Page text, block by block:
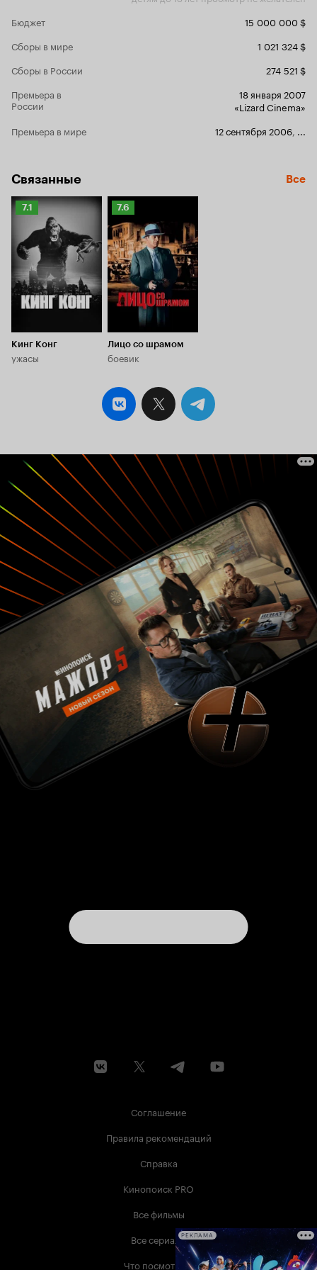
стараюсь
малыша. Спасибо создателям фильма и
актерам
если
меняя
10 из 10
Бюджет
15 000 000 $
Сборы в мире
1 021 324 $
Сборы в России
274 521 $
Премьера в
России
18 января 2007
«Lizard Cinema»
Премьера в мире
12 сентября 2006
Связанные Все
Рейтинг
Кинопоиска
7.1
7.1
Кинг Конг
ужасы
Рейтинг
Кинопоиска
7.6
7.6
Лицо со шрамом
боевик
Соглашение
Правила рекомендаций
Справка
Кинопоиск PRO
Все фильмы
Все сериалы
Что посмотреть
РЕКЛАМА